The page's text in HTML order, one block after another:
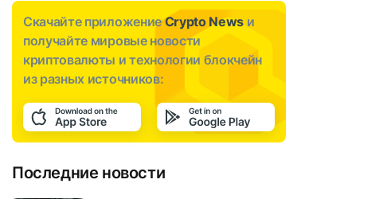
Скачайте приложениеCrypto News и
получайте мировые новости
криптовалюты и технологии блокчейн
из разных источников:
Последние новости